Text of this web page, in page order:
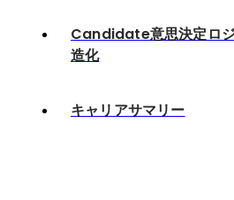
Candidate意思決定ロ
造化
キャリアサマリー